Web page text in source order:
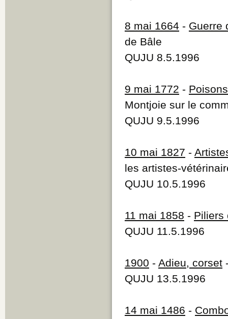
8 mai 1664 - Guerre
de Bâle
QUJU 8.5.1996
9 mai 1772 - Poisons
Montjoie sur le
QUJU 9.5.1996
10 mai 1827 -
les artistes-
QUJU 10.5.1996
11 mai 1858 - Piliers
QUJU 11.5.1996
1900 - Adieu, corset
QUJU 13.5.1996
14 mai 1486 -